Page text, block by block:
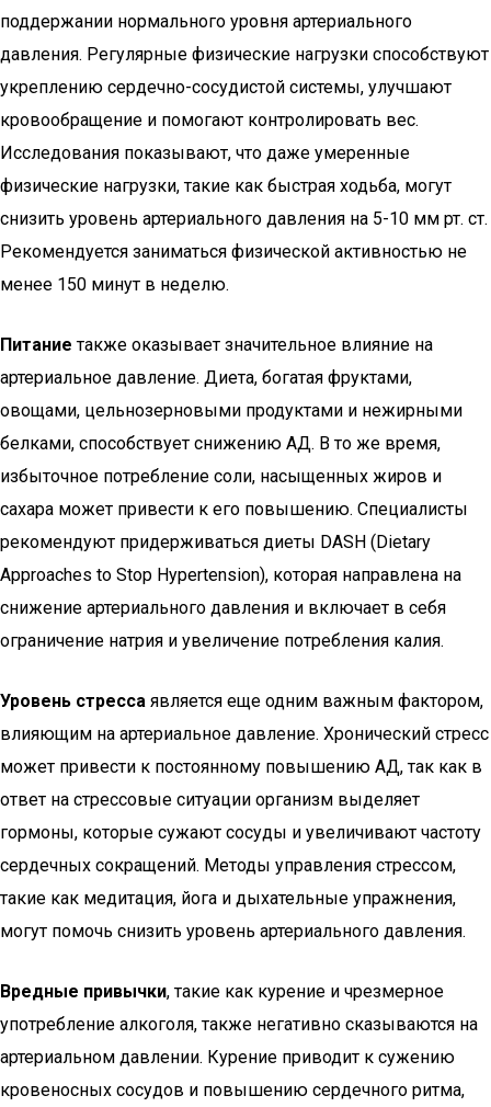
поддержании нормального уровня артериального
давления. Регулярные физические нагрузки способствуют
укреплению сердечно-сосудистой системы, улучшают
кровообращение и помогают контролировать вес.
Исследования показывают, что даже умеренные
физические нагрузки, такие как быстрая ходьба, могут
снизить уровень артериального давления на 5-10 мм рт. ст.
Рекомендуется заниматься физической активностью не
менее 150 минут в неделю.
Питание также оказывает значительное влияние на
артериальное давление. Диета, богатая фруктами,
овощами, цельнозерновыми продуктами и нежирными
белками, способствует снижению АД. В то же время,
избыточное потребление соли, насыщенных жиров и
сахара может привести к его повышению. Специалисты
рекомендуют придерживаться диеты DASH (Dietary
Approaches to Stop Hypertension), которая направлена на
снижение артериального давления и включает в себя
ограничение натрия и увеличение потребления калия.
Уровень стресса является еще одним важным фактором,
влияющим на артериальное давление. Хронический стресс
может привести к постоянному повышению АД, так как в
ответ на стрессовые ситуации организм выделяет
гормоны, которые сужают сосуды и увеличивают частоту
сердечных сокращений. Методы управления стрессом,
такие как медитация, йога и дыхательные упражнения,
могут помочь снизить уровень артериального давления.
Вредные привычки, такие как курение и чрезмерное
употребление алкоголя, также негативно сказываются на
артериальном давлении. Курение приводит к сужению
кровеносных сосудов и повышению сердечного ритма,